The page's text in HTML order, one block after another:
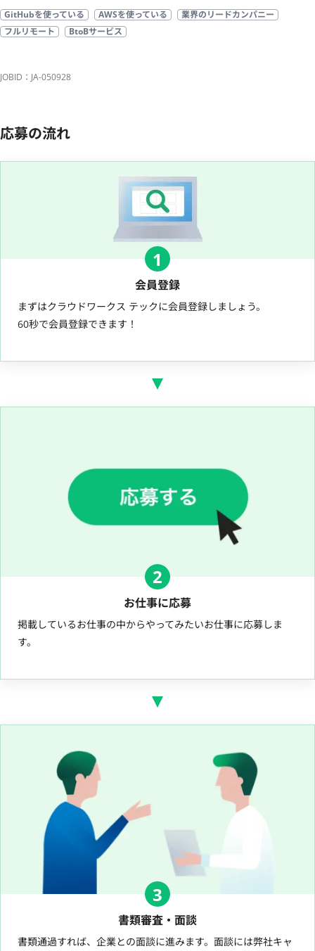
GitHubを使っている AWSを使っている
業界のリードカンパニー
フルリモート
BtoBサービス
JOBID：JA-050928
応募の流れ
1
会員登録
まずはクラウドワークス テックに会員登録しましょう。
60秒で会員登録できます！
2
お仕事に応募
掲載しているお仕事の中からやってみたいお仕事に応募しま
す。
3
書類審査・面談
書類通過すれば、企業との面談に進みます。面談には弊社キャ